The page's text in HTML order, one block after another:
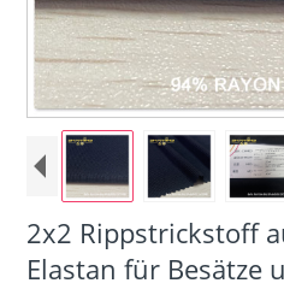
2x2 Rippstrickstoff
Elastan für Besätze